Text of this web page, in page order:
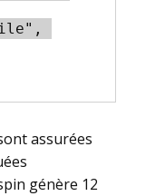
assurées
génère 12